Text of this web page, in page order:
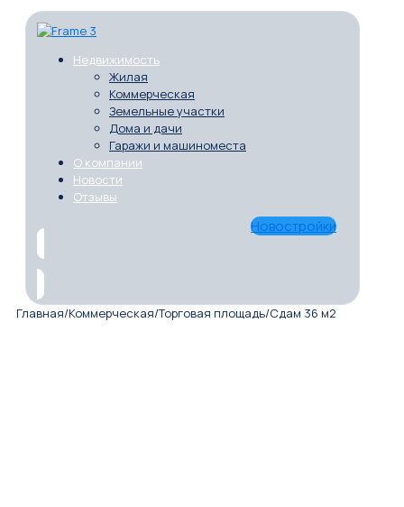
Недвижимость
Жилая
Коммерческая
Земельные участки
Дома и дачи
Гаражи и машиноместа
О компании
Новости
Отзывы
Новостройки
Главная/Коммерческая/Торговая площадь/Сдам 36 м2